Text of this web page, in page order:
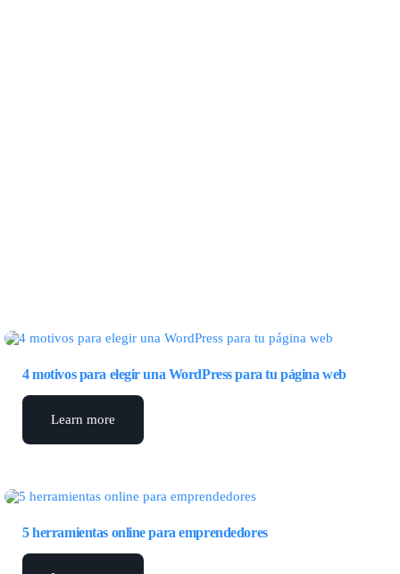
4 motivos para elegir una WordPress para tu página web
Learn more
5 herramientas online para emprendedores